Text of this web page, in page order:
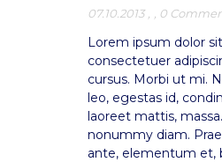
07.10.2013 0
Lorem ipsum dolor
consectetuer
cursus. Morbi ut mi.
leo, egestas id,
laoreet mattis,
nonummy diam.
ante, elementum et,